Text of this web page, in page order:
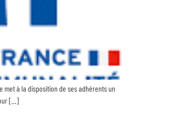
à la disposition de ses adhérents un
[…]